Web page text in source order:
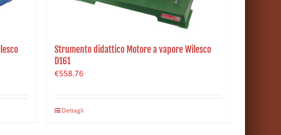
Strumento didattico Motore a vapore Wilesco
D161
€558.76
Dettagli